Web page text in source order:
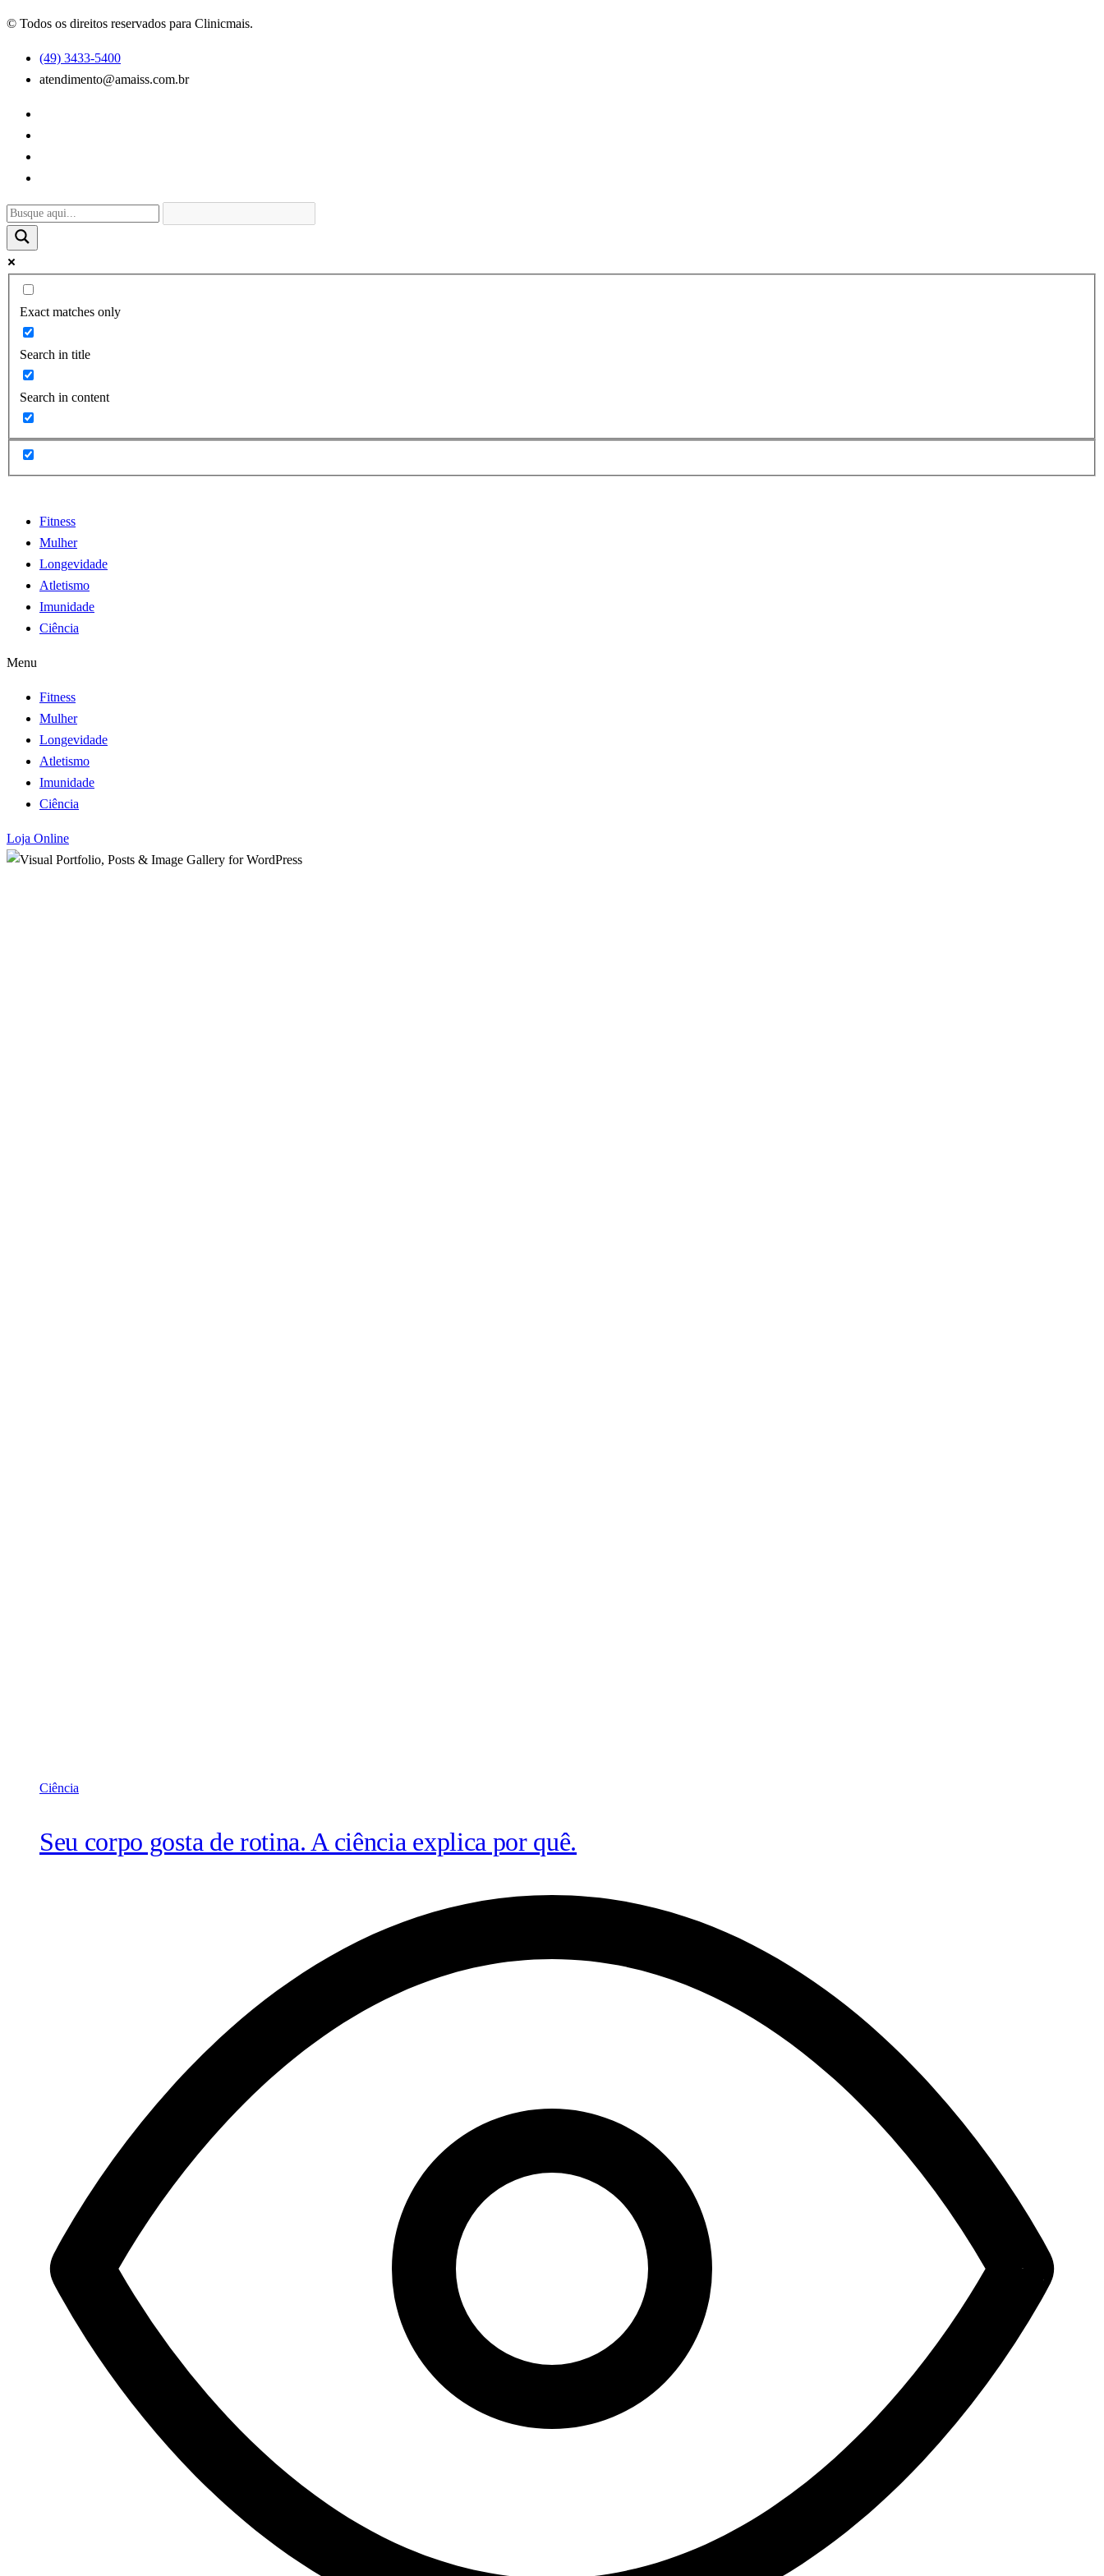
© Todos os direitos reservados para Clinicmais.
(49) 3433-5400
atendimento@amaiss.com.br
Exact matches only
Search in title
Search in content
Fitness
Mulher
Longevidade
Atletismo
Imunidade
Ciência
Menu
Fitness
Mulher
Longevidade
Atletismo
Imunidade
Ciência
Loja Online
Ciência
Seu corpo gosta de rotina. A ciência explica por quê.